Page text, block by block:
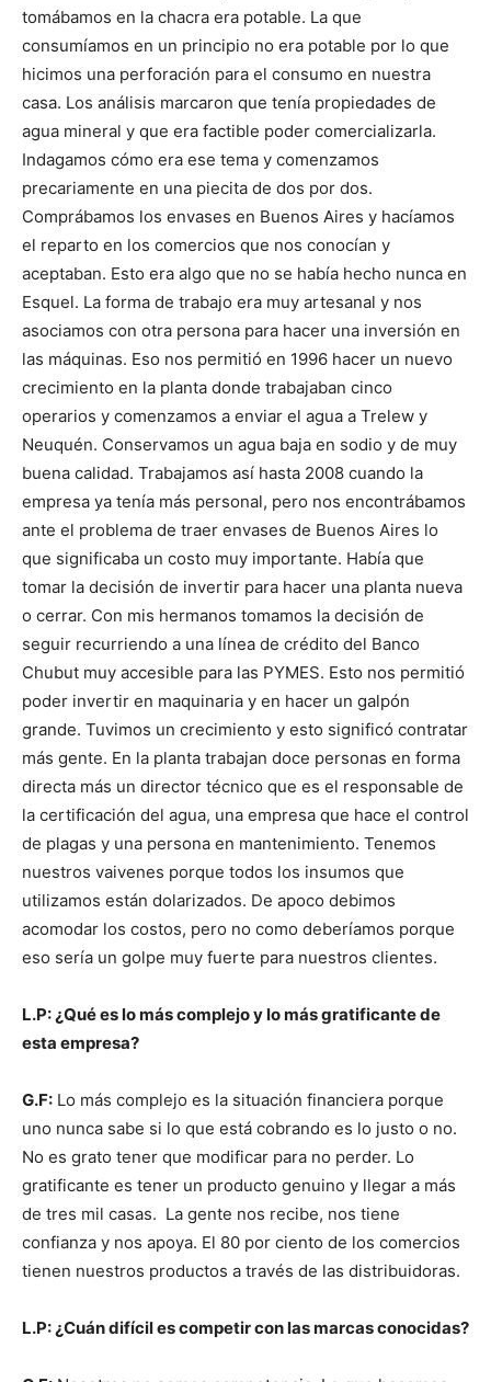
tomábamos en la chacra era potable. La que
consumíamos en un principio no era potable por lo que
hicimos una perforación para el consumo en nuestra
casa. Los análisis marcaron que tenía propiedades de
agua mineral y que era factible poder comercializarla.
Indagamos cómo era ese tema y comenzamos
precariamente en una piecita de dos por dos.
Comprábamos los envases en Buenos Aires y hacíamos
el reparto en los comercios que nos conocían y
aceptaban. Esto era algo que no se había hecho nunca en
Esquel. La forma de trabajo era muy artesanal y nos
asociamos con otra persona para hacer una inversión en
las máquinas. Eso nos permitió en 1996 hacer un nuevo
crecimiento en la planta donde trabajaban cinco
operarios y comenzamos a enviar el agua a Trelew y
Neuquén. Conservamos un agua baja en sodio y de muy
buena calidad. Trabajamos así hasta 2008 cuando la
empresa ya tenía más personal, pero nos encontrábamos
ante el problema de traer envases de Buenos Aires lo
que significaba un costo muy importante. Había que
tomar la decisión de invertir para hacer una planta nueva
o cerrar. Con mis hermanos tomamos la decisión de
seguir recurriendo a una línea de crédito del Banco
Chubut muy accesible para las PYMES. Esto nos permitió
poder invertir en maquinaria y en hacer un galpón
grande. Tuvimos un crecimiento y esto significó contratar
más gente. En la planta trabajan doce personas en forma
directa más un director técnico que es el responsable de
la certificación del agua, una empresa que hace el control
de plagas y una persona en mantenimiento. Tenemos
nuestros vaivenes porque todos los insumos que
utilizamos están dolarizados. De apoco debimos
acomodar los costos, pero no como deberíamos porque
eso sería un golpe muy fuerte para nuestros clientes.
L.P: ¿Qué es lo más complejo y lo más gratificante de
esta empresa?
G.F: Lo más complejo es la situación financiera porque
uno nunca sabe si lo que está cobrando es lo justo o no.
No es grato tener que modificar para no perder. Lo
gratificante es tener un producto genuino y llegar a más
de tres mil casas. La gente nos recibe, nos tiene
confianza y nos apoya. El 80 por ciento de los comercios
tienen nuestros productos a través de las distribuidoras.
L.P: ¿Cuán difícil es competir con las marcas conocidas?